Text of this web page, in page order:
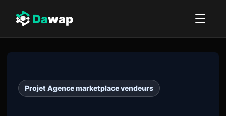
Dawap
Projet Agence marketplace vendeurs